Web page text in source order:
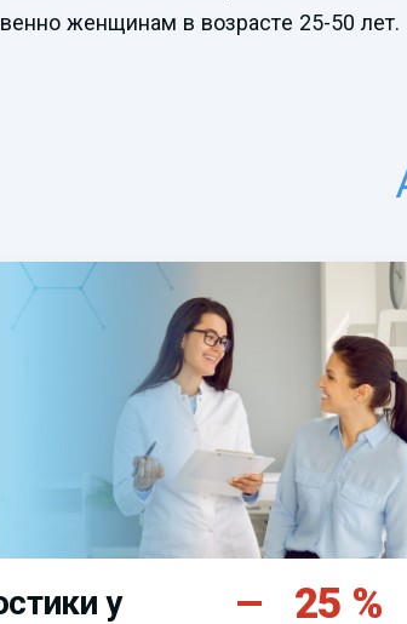
женщинам в возрасте 25-50 лет.
у
25 %